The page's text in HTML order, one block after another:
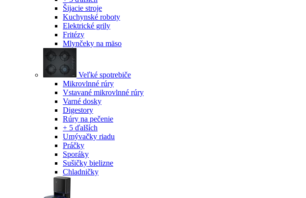
Šijacie stroje
Kuchynské roboty
Elektrické grily
Fritézy
Mlynčeky na mäso
Veľké spotrebiče
Mikrovlnné rúry
Vstavané mikrovlnné rúry
Varné dosky
Digestory
Rúry na pečenie
+ 5 ďalších
Umývačky riadu
Práčky
Sporáky
Sušičky bielizne
Chladničky